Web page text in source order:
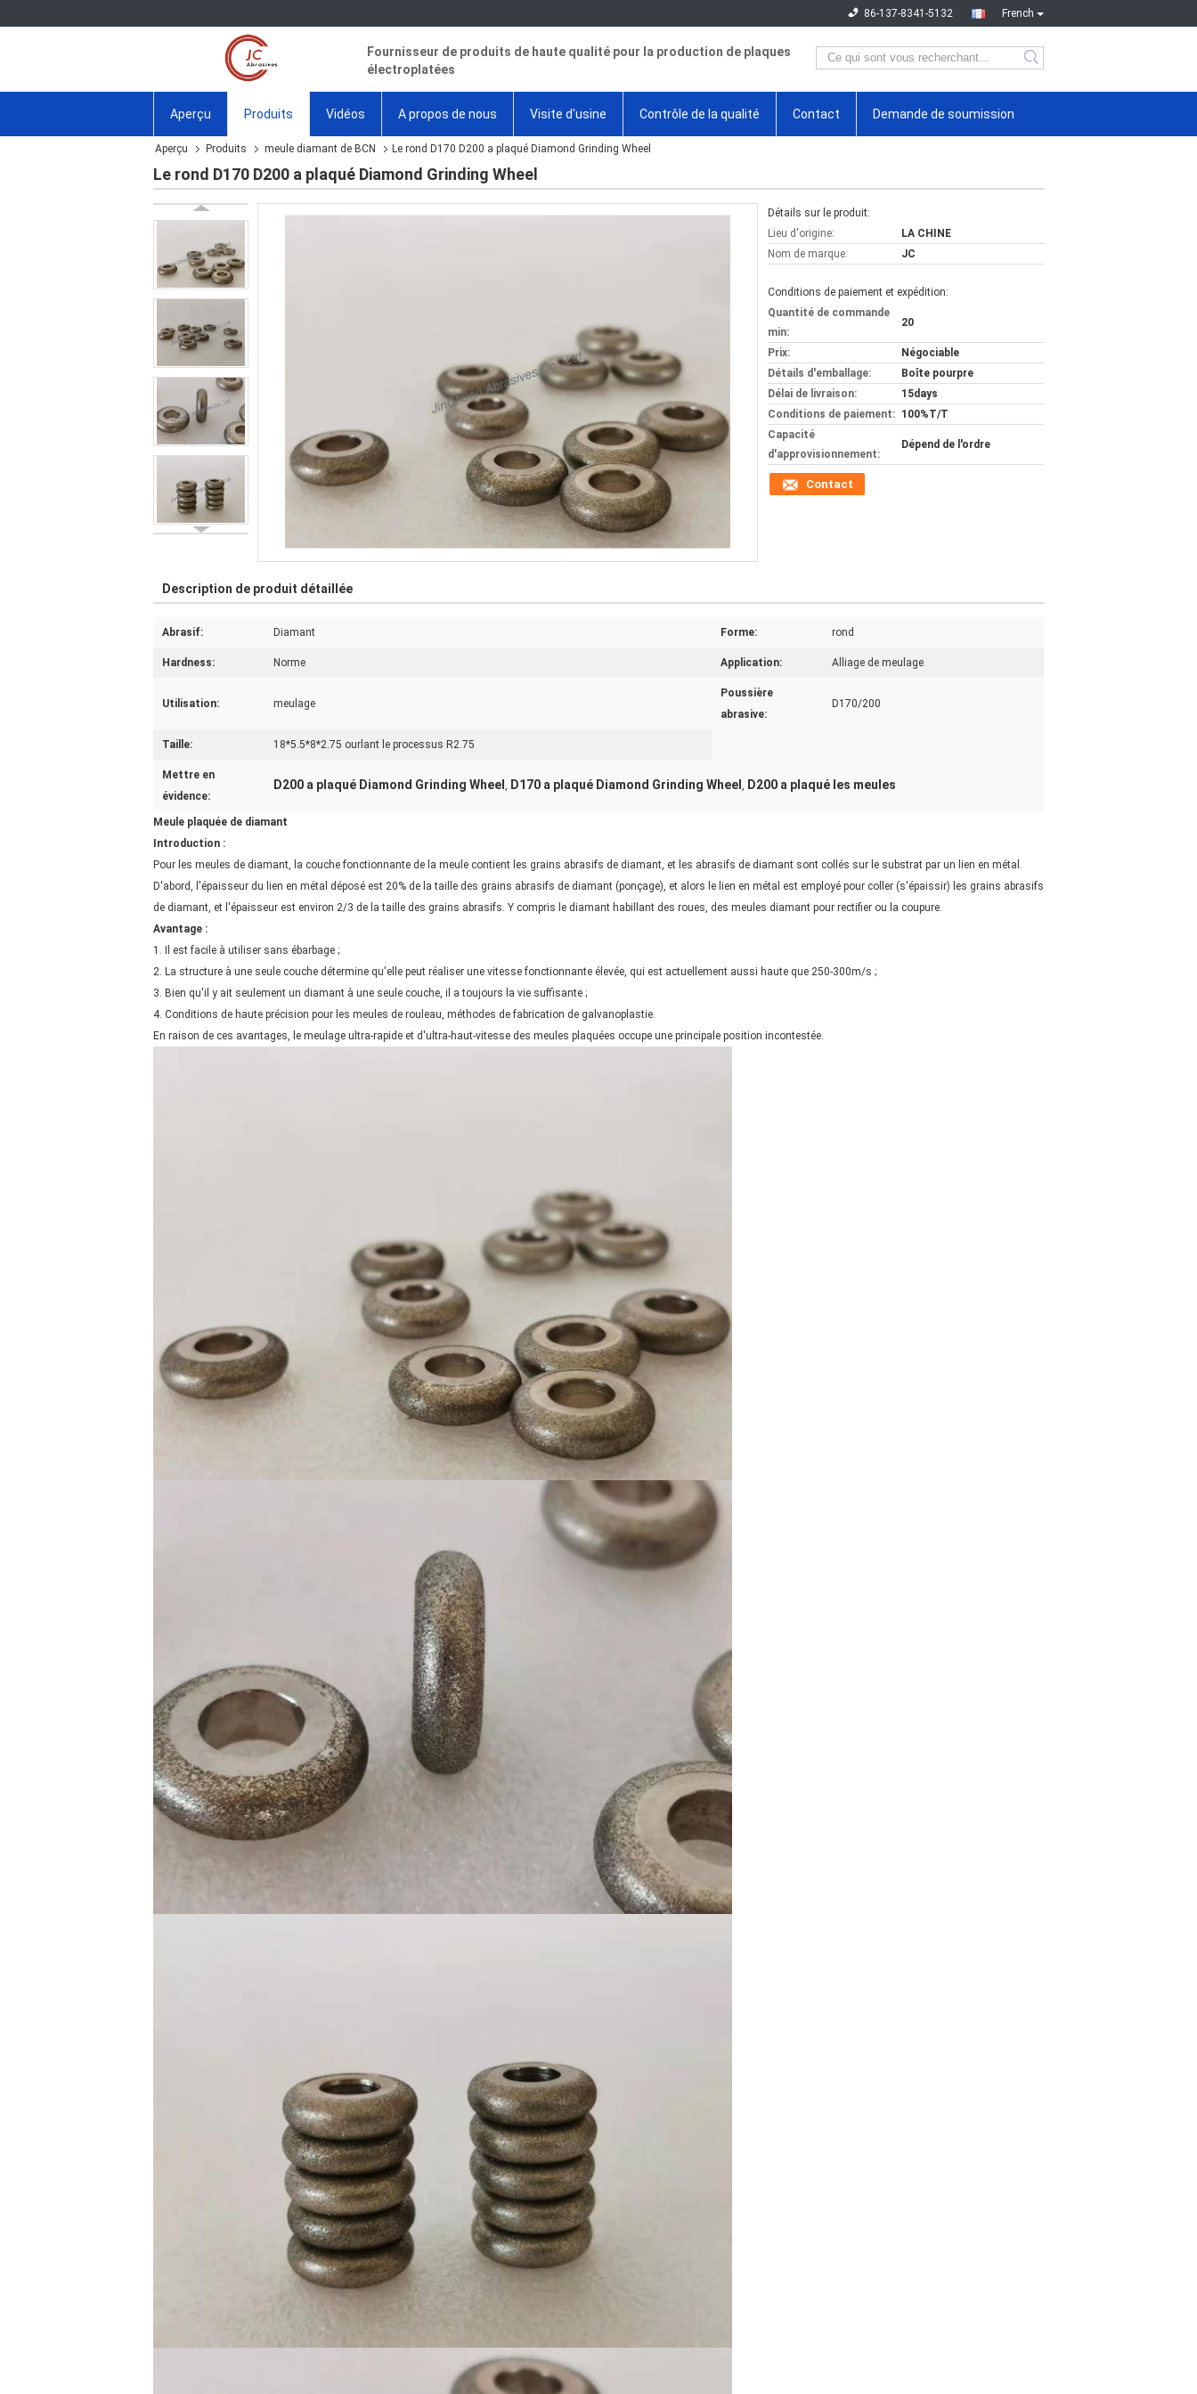
French
86-137-8341-5132
Fournisseur de produits de haute qualité pour la production de plaques
électroplatées
Aperçu Produits Vidéos A propos de nous Visite d'usine Contrôle de la qualité Contact Demande de soumission
Aperçu Produits meule diamant de BCN Le rond D170 D200 a plaqué Diamond Grinding Wheel
Le rond D170 D200 a plaqué Diamond Grinding Wheel
Détails sur le produit:
Lieu d'origine:
LA CHINE
Nom de marque:
JC
Conditions de paiement et expédition:
Quantité de commande
min:
20
Prix:
Négociable
Détails d'emballage:
Boîte pourpre
Délai de livraison:
15days
Conditions de paiement: 100%T/T
Capacité
d'approvisionnement:
Dépend de l'ordre
Contact
Description de produit détaillée
Abrasif: Diamant Forme: rond
Hardness: Norme Application: Alliage de meulage
Utilisation: meulage
Poussière
abrasive:
D170/200
Taille: 18*5.5*8*2.75 ourlant le processus R2.75
Mettre en
évidence:
D200 a plaqué Diamond Grinding Wheel , D170 a plaqué Diamond Grinding Wheel , D200 a plaqué les meules
Meule plaquée de diamant
Introduction :
Pour les meules de diamant, la couche fonctionnante de la meule contient les grains abrasifs de diamant, et les abrasifs de diamant sont collés sur le substrat par un lien en métal.
D'abord, l'épaisseur du lien en métal déposé est 20% de la taille des grains abrasifs de diamant (ponçage), et alors le lien en métal est employé pour coller (s'épaissir) les grains abrasifs
de diamant, et l'épaisseur est environ 2/3 de la taille des grains abrasifs. Y compris le diamant habillant des roues, des meules diamant pour rectifier ou la coupure.
Avantage :
1. Il est facile à utiliser sans ébarbage ;
2. La structure à une seule couche détermine qu'elle peut réaliser une vitesse fonctionnante élevée, qui est actuellement aussi haute que 250-300m/s ;
3. Bien qu'il y ait seulement un diamant à une seule couche, il a toujours la vie suffisante ;
4. Conditions de haute précision pour les meules de rouleau, méthodes de fabrication de galvanoplastie.
En raison de ces avantages, le meulage ultra-rapide et d'ultra-haut-vitesse des meules plaquées occupe une principale position incontestée.